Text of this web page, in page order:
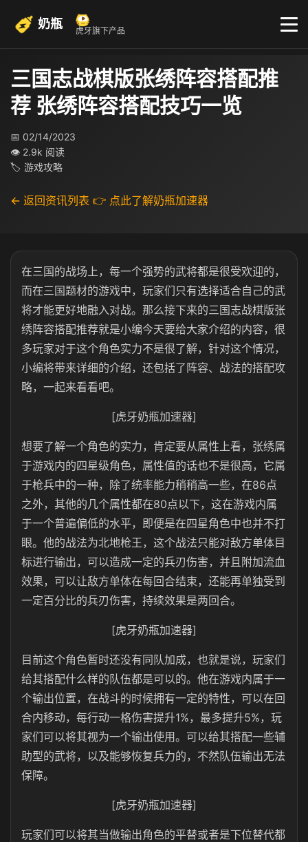
奶瓶 虎牙旗下产品
三国志战棋版张绣阵容搭配推
荐 张绣阵容搭配技巧一览
📅 02/14/2023
👁 2.9k 阅读
🏷 游戏攻略
← 返回资讯列表 👉 点此了解奶瓶加速器
在三国的战场上，每一个强势的武将都是很受欢迎的，
而在三国题材的游戏中，玩家们只有选择适合自己的武
将才能更好地融入对战。那么接下来的三国志战棋版张
绣阵容搭配推荐就是小编今天要给大家介绍的内容，很
多玩家对于这个角色实力不是很了解，针对这个情况，
小编将带来详细的介绍，还包括了阵容、战法的搭配攻
略，一起来看看吧。
[虎牙奶瓶加速器]
想要了解一个角色的实力，肯定要从属性上看，张绣属
于游戏内的四星级角色，属性值的话也不是很高，它属
于枪兵中的一种，除了统率能力稍稍高一些，在86点
之外，其他的几个属性都在80点以下，这在游戏内属
于一个普遍偏低的水平，即便是在四星角色中也并不打
眼。他的战法为北地枪王，这个战法只能对敌方单体目
标进行输出，可以造成一定的兵刃伤害，并且附加流血
效果，可以让敌方单体在每回合结束，还能再单独受到
一定百分比的兵刃伤害，持续效果是两回合。
[虎牙奶瓶加速器]
目前这个角色暂时还没有同队加成，也就是说，玩家们
给其搭配什么样的队伍都是可以的。他在游戏内属于一
个输出位置，在战斗的时候拥有一定的特性，可以在回
合内移动，每行动一格伤害提升1%，最多提升5%，玩
家们可以将其视为一个输出使用。可以给其搭配一些辅
助型的武将，以及能够恢复兵力的，不然队伍输出无法
保障。
[虎牙奶瓶加速器]
玩家们可以将其当做输出角色的平替或者是下位替代都